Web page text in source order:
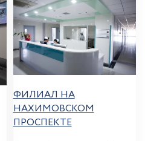
ФИЛИАЛ НА
НАХИМОВСКОМ
ПРОСПЕКТЕ